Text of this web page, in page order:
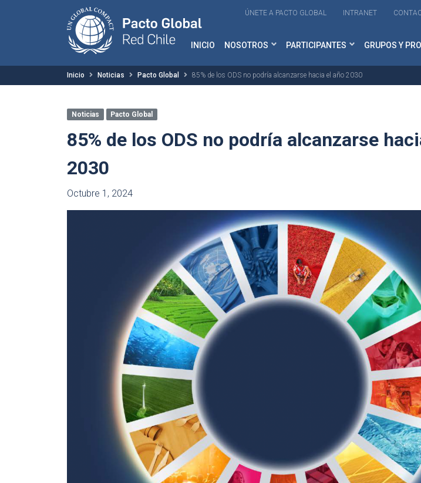
ÚNETE A PACTO GLOBAL INTRANET
INICIO NOSOTROS PARTICIPANTES GRUPOS Y
Inicio Noticias Pacto Global 85% de los ODS no podría alcanzarse hacia el año 2030
Noticias Pacto Global
85% de los ODS no podría alcanzarse
2030
Octubre 1, 2024